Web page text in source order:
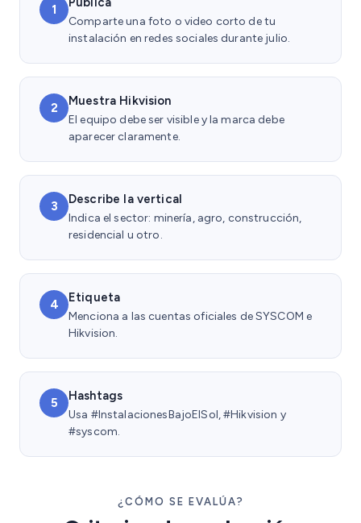
1
Comparte una foto o video corto de tu
instalación en redes sociales durante julio.
2 Muestra Hikvision
El equipo debe ser visible y la marca debe
aparecer claramente.
3 Describe la vertical
Indica el sector: minería, agro, construcción,
residencial u otro.
4 Etiqueta
Menciona a las cuentas oficiales de SYSCOM e
Hikvision.
5 Hashtags
Usa #InstalacionesBajoElSol, #Hikvision y
#syscom.
¿CÓMO SE EVALÚA?